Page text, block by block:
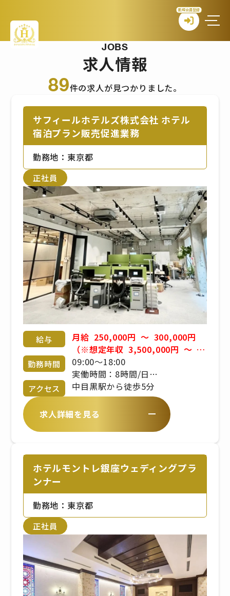
新規会員登録
JOBS
求人情報
89件の求人が見つかりました。
サフィールホテルズ株式会社 ホテル
宿泊プラン販売促進業務
勤務地：東京都
正社員
給与
月給 250,000円 ～ 300,000円
（※想定年収 3,500,000円 ～
4,200,000円） ※年齢、経験、今
までの年収により決定します。 ※
経験により優遇 昇給あり 賞与あ
り ※前年度実績2.00カ月分 【試
用期間】試用期間あり 試用期間の
長さ：3ヶ月 雇用形態、給与は本
採用時と同じです。
勤務時間
09:00～18:00
実働時間：8時間/日
時間外労働：有
残業時間：月平均10時間程度
アクセス 中目黒駅から徒歩5分
求人詳細を見る
ホテルモントレ銀座ウェディングプラ
ンナー
勤務地：東京都
正社員